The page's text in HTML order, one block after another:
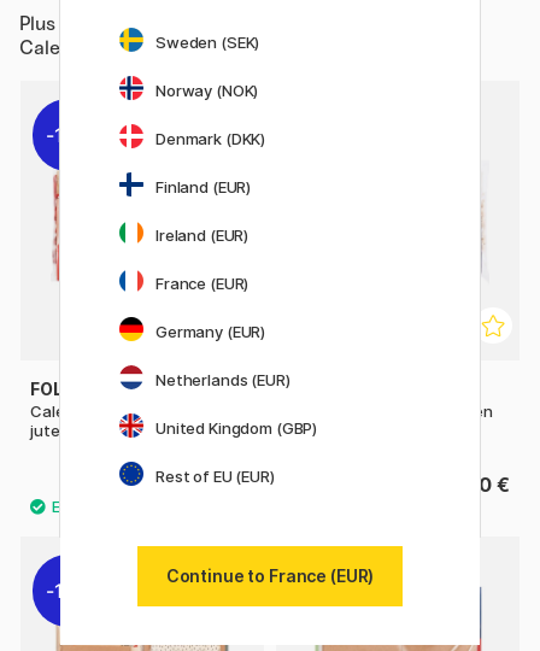
Plus de
Papiers & Blocs / Calendriers et agendas /
Calendrier de l'Avent
11%
FOLIA
Calendrier de l'Avent Sacs de
jute 24 pièces
12.40 €
15.50 €
FOLIA
Calendrier de l'Avent Sac en
tissu 24 pièces
15.50 €
11%
Sweden (SEK)
Norway (NOK)
Denmark (DKK)
Finland (EUR)
Ireland (EUR)
France (EUR)
Germany (EUR)
Netherlands (EUR)
United Kingdom (GBP)
Rest of EU (EUR)
Continue to France (EUR)